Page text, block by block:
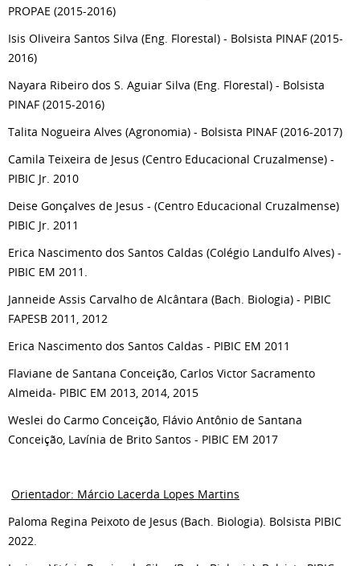
PROPAE (2015-2016)
Isis Oliveira Santos Silva (Eng. Florestal) - Bolsista PINAF (2015-
2016)
Nayara Ribeiro dos S. Aguiar Silva (Eng. Florestal) - Bolsista
PINAF (2015-2016)
Talita Nogueira Alves (Agronomia) - Bolsista PINAF (2016-2017)
Camila Teixeira de Jesus (Centro Educacional Cruzalmense) -
PIBIC Jr. 2010
Deise Gonçalves de Jesus - (Centro Educacional Cruzalmense)
PIBIC Jr. 2011
Erica Nascimento dos Santos Caldas (Colégio Landulfo Alves) -
PIBIC EM 2011.
Janneide Assis Carvalho de Alcântara (Bach. Biologia) - PIBIC
FAPESB 2011, 2012
Erica Nascimento dos Santos Caldas - PIBIC EM 2011
Flaviane de Santana Conceição, Carlos Victor Sacramento
Almeida- PIBIC EM 2013, 2014, 2015
Weslei do Carmo Conceição, Flávio Antônio de Santana
Conceição, Lavínia de Brito Santos - PIBIC EM 2017
Orientador: Márcio Lacerda Lopes Martins
Paloma Regina Peixoto de Jesus (Bach. Biologia). Bolsista PIBIC
2022.